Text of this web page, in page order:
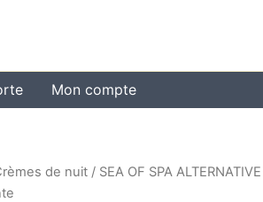
Mon compte
de nuit / SEA OF SPA